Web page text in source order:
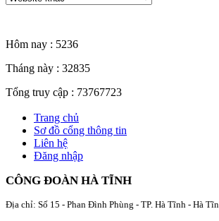
Hôm nay : 5236
Tháng này : 32835
Tổng truy cập : 73767723
Trang chủ
Sơ đồ cổng thông tin
Liên hệ
Đăng nhập
CÔNG ĐOÀN HÀ TĨNH
Địa chỉ: Số 15 - Phan Đình Phùng - TP. Hà Tĩnh - Hà